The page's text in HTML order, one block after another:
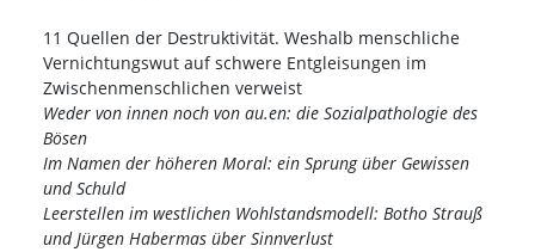
11 Quellen der Destruktivität. Weshalb menschliche
Vernichtungswut auf schwere Entgleisungen im
Zwischenmenschlichen verweist
Weder von innen noch von au.en: die Sozialpathologie des
Bösen
Im Namen der höheren Moral: ein Sprung über Gewissen
und Schuld
Leerstellen im westlichen Wohlstandsmodell: Botho Strauß
und Jürgen Habermas über Sinnverlust